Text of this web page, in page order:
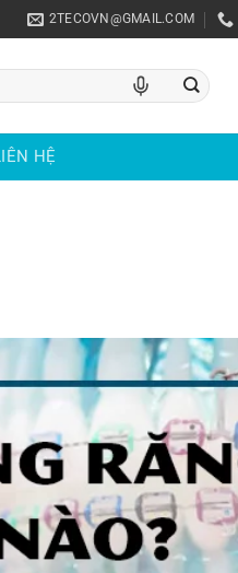
2TECOVN@GMAIL.COM
HỆ